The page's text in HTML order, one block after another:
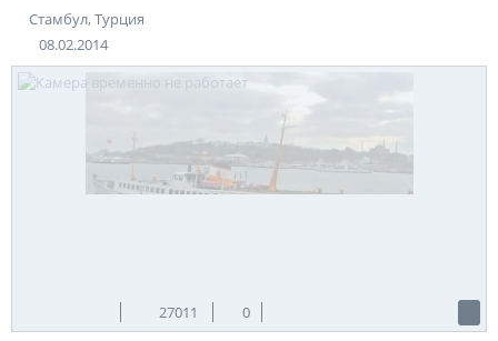
Стамбул, Турция
08.02.2014
27011 0